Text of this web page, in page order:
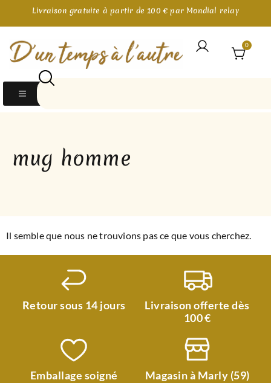
Livraison gratuite à partir de 100 € par Mondial relay
0
mug homme
Il semble que nous ne trouvions pas ce que vous cherchez.
Retour sous 14 jours
Livraison offerte dès
100 €
Emballage soigné Magasin à Marly (59)